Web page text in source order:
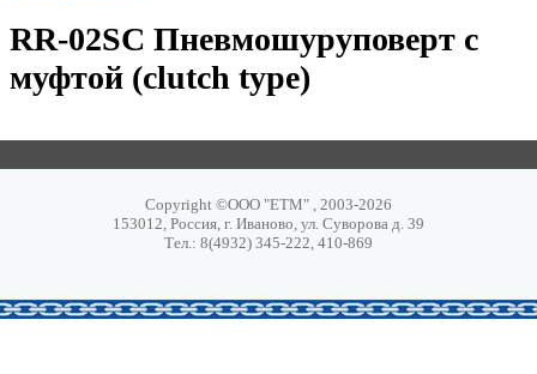
RR-02SC Пневмошуруповерт с
муфтой (clutch type)
Copyright ©ООО "ЕТМ" , 2003-2026
153012, Россия, г. Иваново, ул. Суворова д. 39
Тел.: 8(4932) 345-222, 410-869